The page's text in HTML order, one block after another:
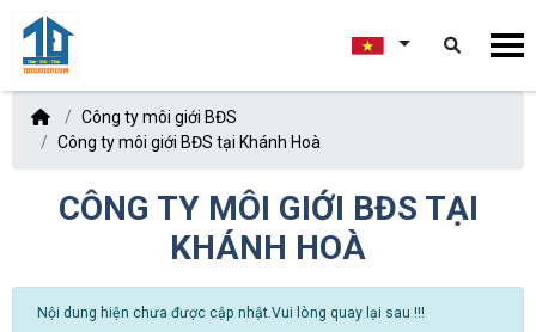
Công ty môi giới BĐS
Công ty môi giới BĐS tại Khánh Hoà
CÔNG TY MÔI GIỚI BĐS TẠI
KHÁNH HOÀ
Nội dung hiện chưa được cập nhật.Vui lòng quay lại sau !!!